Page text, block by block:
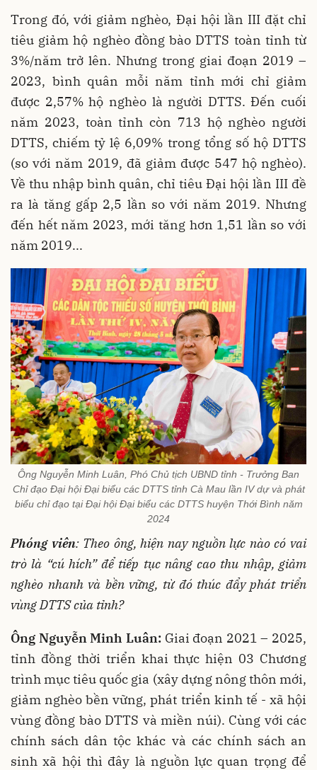
Trong đó, với giảm nghèo, Đại hội lần III đặt chỉ
tiêu giảm hộ nghèo đồng bào DTTS toàn tỉnh từ
3%/năm trở lên. Nhưng trong giai đoạn 2019 –
2023, bình quân mỗi năm tỉnh mới chỉ giảm
được 2,57% hộ nghèo là người DTTS. Đến cuối
năm 2023, toàn tỉnh còn 713 hộ nghèo người
DTTS, chiếm tỷ lệ 6,09% trong tổng số hộ DTTS
(so với năm 2019, đã giảm được 547 hộ nghèo).
Về thu nhập bình quân, chỉ tiêu Đại hội lần III đề
ra là tăng gấp 2,5 lần so với năm 2019. Nhưng
đến hết năm 2023, mới tăng hơn 1,51 lần so với
năm 2019...
Ông Nguyễn Minh Luân, Phó Chủ tịch UBND tỉnh - Trưởng Ban
Chỉ đạo Đại hội Đại biểu các DTTS tỉnh Cà Mau lần IV dự và phát
biểu chỉ đạo tại Đại hội Đại biểu các DTTS huyện Thới Bình năm
2024
Phóng viên: Theo ông, hiện nay nguồn lực nào có vai
trò là “cú hích” để tiếp tục nâng cao thu nhập, giảm
nghèo nhanh và bền vững, từ đó thúc đẩy phát triển
vùng DTTS của tỉnh?
Ông NguyễnMinh Luân:Giai đoạn 2021 – 2025,
tỉnh đồng thời triển khai thực hiện 03 Chương
trình mục tiêu quốc gia (xây dựng nông thôn mới,
giảm nghèo bền vững, phát triển kinh tế - xã hội
vùng đồng bào DTTS và miền núi). Cùng với các
chính sách dân tộc khác và các chính sách an
sinh xã hội thì đây là nguồn lực quan trọng để